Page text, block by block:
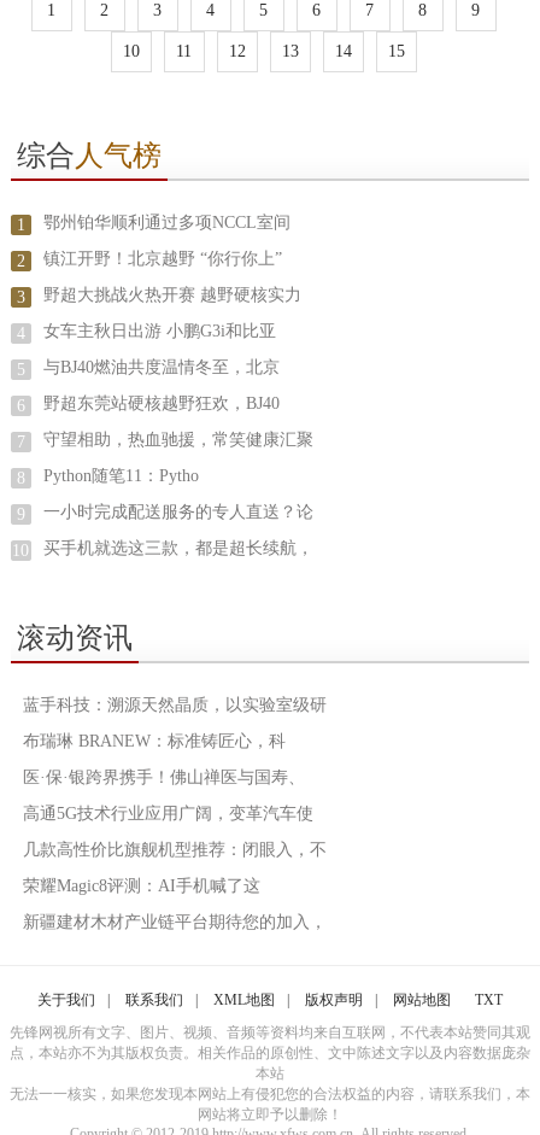
1 2 3 4 5 6 7 8 9
10 11 12 13 14 15
综合 人气榜
1 鄂州铂华顺利通过多项NCCL室间
2 镇江开野！北京越野 “你行你上”
3 野超大挑战火热开赛 越野硬核实力
4 女车主秋日出游 小鹏G3i和比亚
5 与BJ40燃油共度温情冬至，北京
6 野超东莞站硬核越野狂欢，BJ40
7 守望相助，热血驰援，常笑健康汇聚
8 Python随笔11：Pytho
9 一小时完成配送服务的专人直送？论
10 买手机就选这三款，都是超长续航，
滚动资讯
蓝手科技：溯源天然晶质，以实验室级研
布瑞琳 BRANEW：标准铸匠心，科
医·保·银跨界携手！佛山禅医与国寿、
高通5G技术行业应用广阔，变革汽车使
几款高性价比旗舰机型推荐：闭眼入，不
荣耀Magic8评测：AI手机喊了这
新疆建材木材产业链平台期待您的加入，
关于我们 联系我们 XML地图 版权声明 网站地图
TXT
先锋网视所有文字、图片、视频、音频等资料均来自互联网，不代表本站赞同其观
点，本站亦不为其版权负责。相关作品的原创性、文中陈述文字以及内容数据庞杂
本站
无法一一核实，如果您发现本网站上有侵犯您的合法权益的内容，请联系我们，本
网站将立即予以删除！